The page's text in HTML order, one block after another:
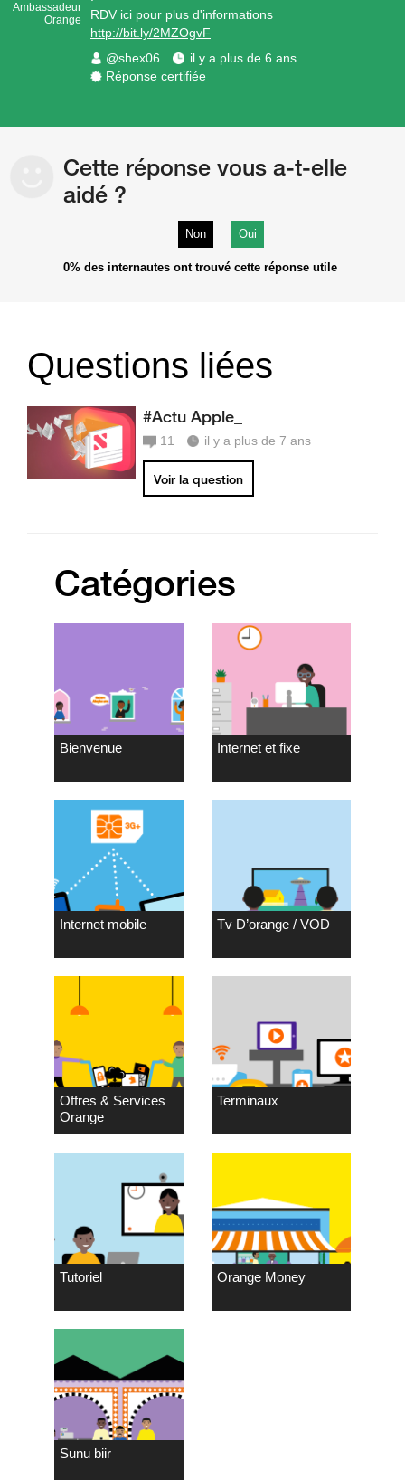
Ambassadeur
Orange
RDV ici pour plus d'informations
http://bit.ly/2MZOgvF
@shex06
il y a plus de 6 ans
Réponse certifiée
Cette réponse vous a-t-elle
aidé ?
Non Oui
0% des internautes ont trouvé cette réponse utile
Questions liées
#Actu Apple_
11 il y a plus de 7 ans
Voir la question
Catégories
Bienvenue Internet et fixe
Internet mobile Tv D’orange / VOD
Offres & Services
Orange
Terminaux
Tutoriel Orange Money
Sunu biir